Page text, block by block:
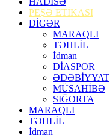
PEŞƏ ETİKASI
DİGƏR
MARAQLI
TƏHLİL
İdman
DİASPOR
ƏDƏBİYYAT
MÜSAHİBƏ
SIĞORTA
MARAQLI
TƏHLİL
İdman